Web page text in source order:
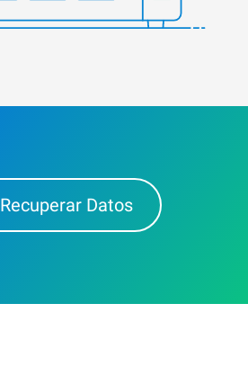
Recuperar Datos